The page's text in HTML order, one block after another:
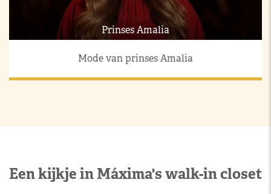
Prinses Amalia
Mode van prinses Amalia
Een kijkje in Máxima's walk-in closet